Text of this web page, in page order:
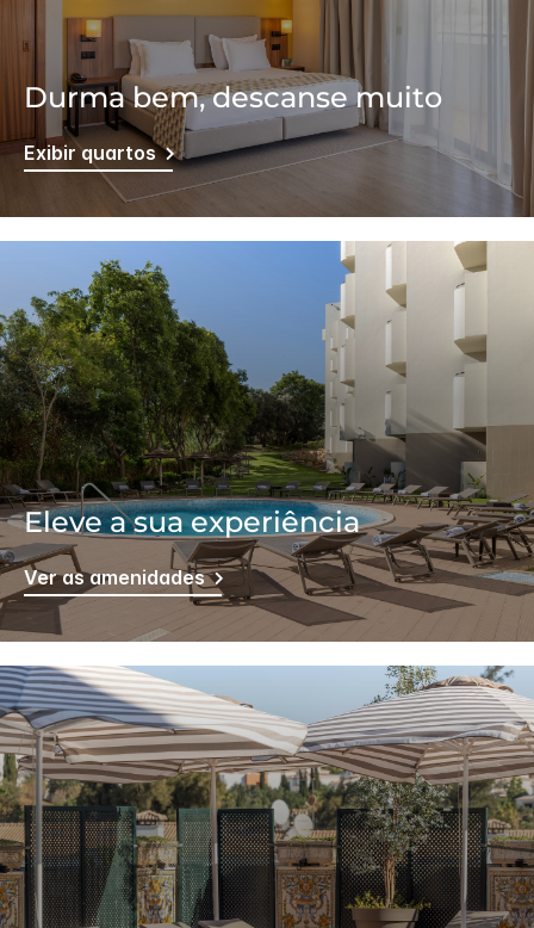
Durma bem, descanse muito
Exibir quartos
Eleve a sua experiência
Ver as amenidades